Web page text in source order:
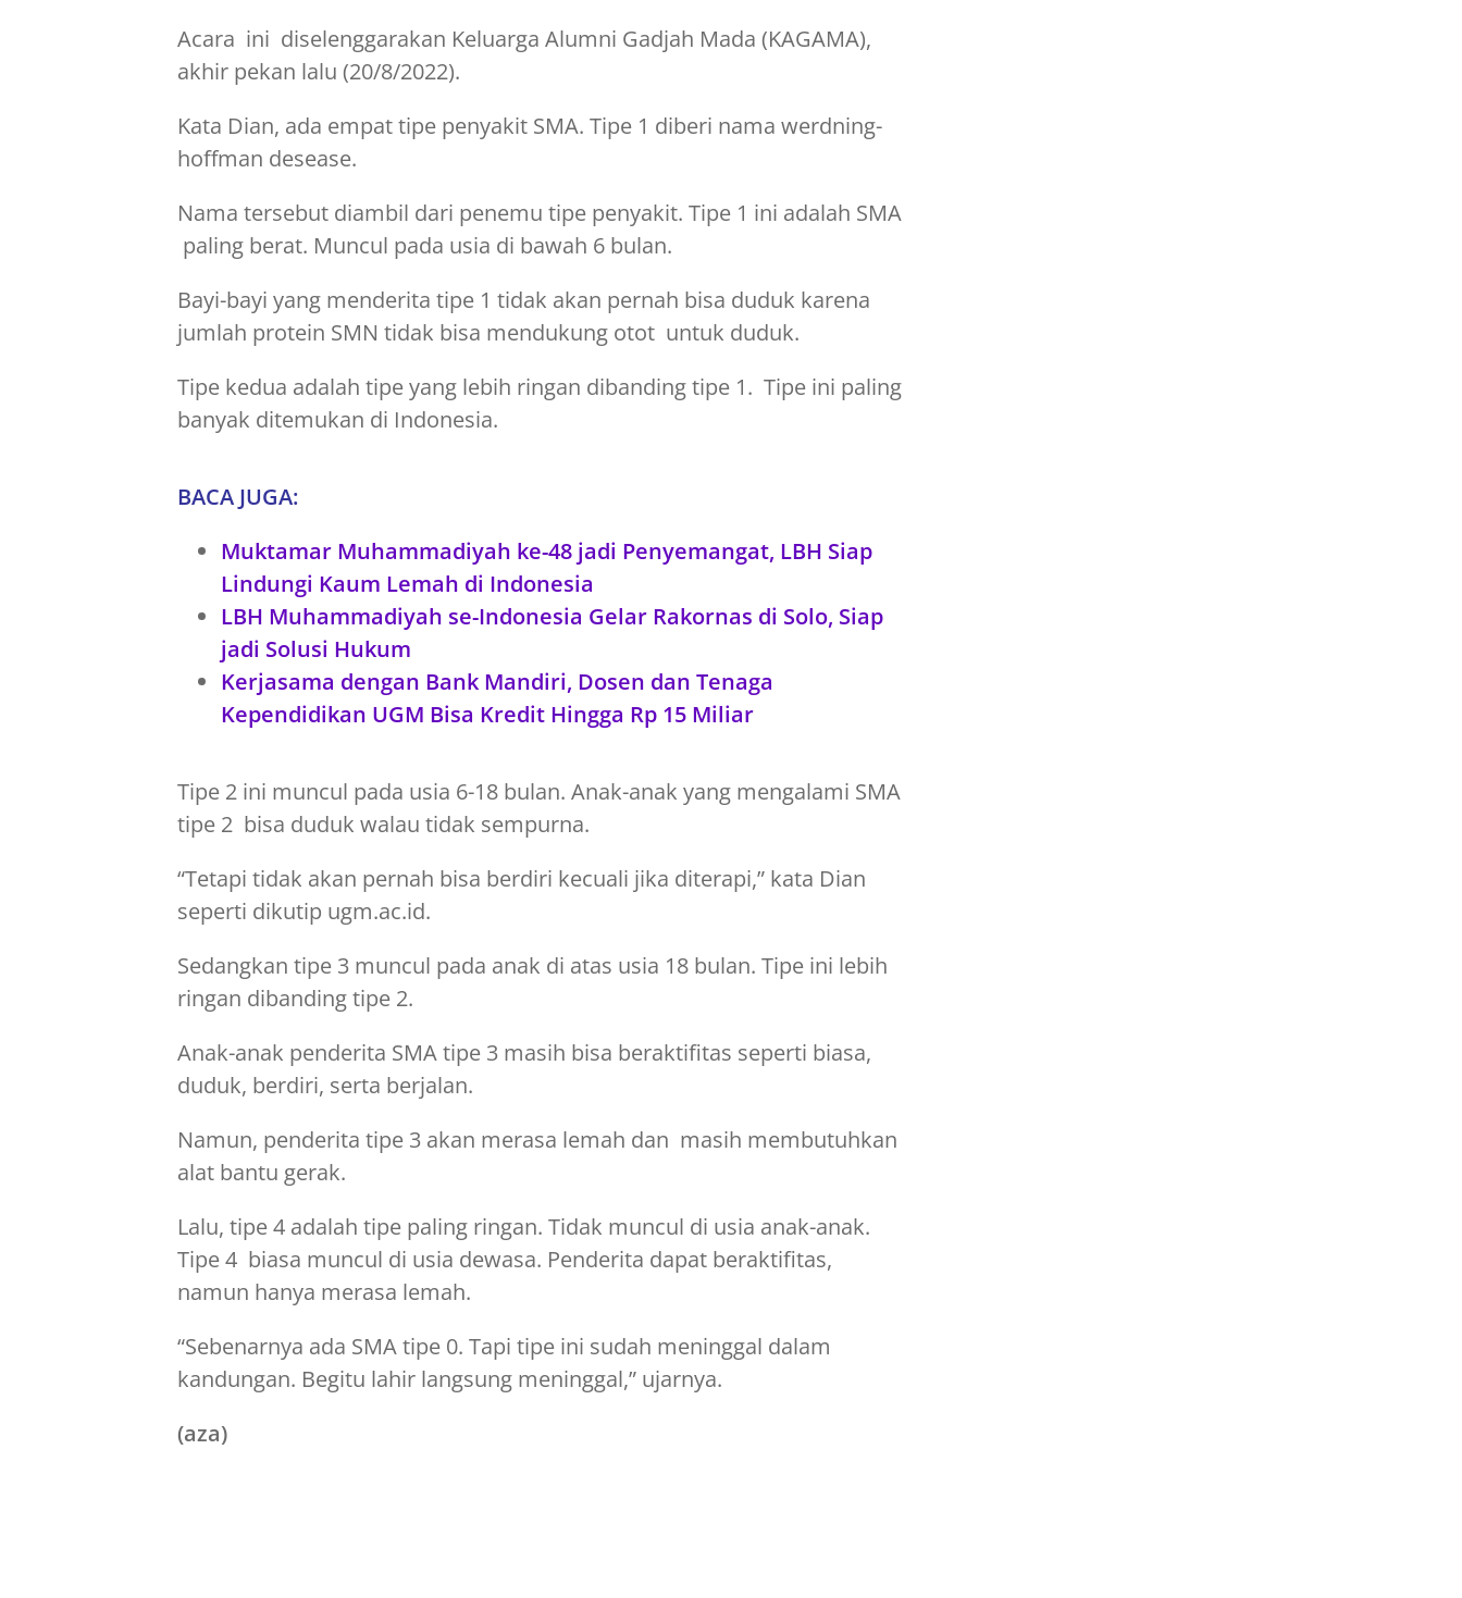
Acara ini diselenggarakan Keluarga Alumni Gadjah Mada (KAGAMA),
akhir pekan lalu (20/8/2022).
Kata Dian, ada empat tipe penyakit SMA. Tipe 1 diberi nama werdning-
hoffman desease.
Nama tersebut diambil dari penemu tipe penyakit. Tipe 1 ini adalah SMA
paling berat. Muncul pada usia di bawah 6 bulan.
Bayi-bayi yang menderita tipe 1 tidak akan pernah bisa duduk karena
jumlah protein SMN tidak bisa mendukung otot untuk duduk.
Tipe kedua adalah tipe yang lebih ringan dibanding tipe 1. Tipe ini paling
banyak ditemukan di Indonesia.
BACA JUGA:
Muktamar Muhammadiyah ke-48 jadi Penyemangat, LBH Siap
Lindungi Kaum Lemah di Indonesia
LBH Muhammadiyah se-Indonesia Gelar Rakornas di Solo, Siap
jadi Solusi Hukum
Kerjasama dengan Bank Mandiri, Dosen dan Tenaga
Kependidikan UGM Bisa Kredit Hingga Rp 15 Miliar
Tipe 2 ini muncul pada usia 6-18 bulan. Anak-anak yang mengalami SMA
tipe 2 bisa duduk walau tidak sempurna.
“Tetapi tidak akan pernah bisa berdiri kecuali jika diterapi,” kata Dian
seperti dikutip ugm.ac.id.
Sedangkan tipe 3 muncul pada anak di atas usia 18 bulan. Tipe ini lebih
ringan dibanding tipe 2.
Anak-anak penderita SMA tipe 3 masih bisa beraktifitas seperti biasa,
duduk, berdiri, serta berjalan.
Namun, penderita tipe 3 akan merasa lemah dan masih membutuhkan
alat bantu gerak.
Lalu, tipe 4 adalah tipe paling ringan. Tidak muncul di usia anak-anak.
Tipe 4 biasa muncul di usia dewasa. Penderita dapat beraktifitas,
namun hanya merasa lemah.
“Sebenarnya ada SMA tipe 0. Tapi tipe ini sudah meninggal dalam
kandungan. Begitu lahir langsung meninggal,” ujarnya.
(aza)